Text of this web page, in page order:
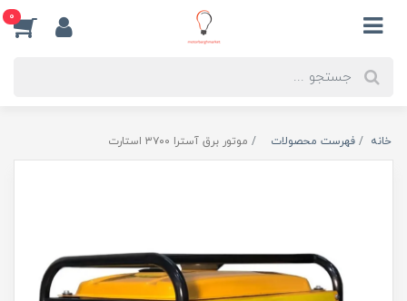
0
خانه فهرست محصولات موتور برق آسترا ۳۷۰۰ استارت